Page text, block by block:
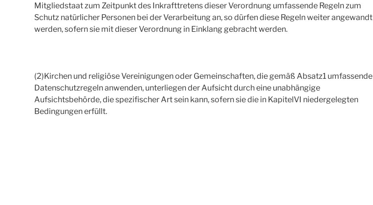
Mitgliedstaat zum Zeitpunkt des Inkrafttretens dieser Verordnung umfassende Regeln zum
Schutz natürlicher Personen bei der Verarbeitung an, so dürfen diese Regeln weiter angewandt
werden, sofern sie mit dieser Verordnung in Einklang gebracht werden.
(2)Kirchen und religiöse Vereinigungen oder Gemeinschaften, die gemäß Absatz1 umfassende
Datenschutzregeln anwenden, unterliegen der Aufsicht durch eine unabhängige
Aufsichtsbehörde, die spezifischer Art sein kann, sofern sie die in KapitelVI niedergelegten
Bedingungen erfüllt.